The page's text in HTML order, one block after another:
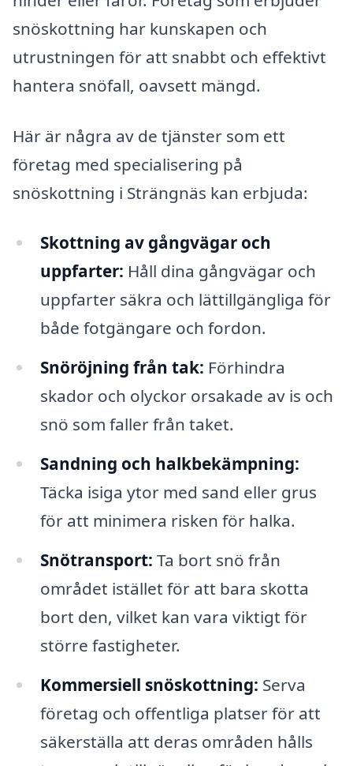
snöskottning har kunskapen och
utrustningen för att snabbt och effektivt
hantera snöfall, oavsett mängd.
Här är några av de tjänster som ett
företag med specialisering på
snöskottning i Strängnäs kan erbjuda:
Skottning av gångvägar och
uppfarter: Håll dina gångvägar och
uppfarter säkra och lättillgängliga för
både fotgängare och fordon.
Snöröjning från tak: Förhindra
skador och olyckor orsakade av is och
snö som faller från taket.
Sandning och halkbekämpning:
Täcka isiga ytor med sand eller grus
för att minimera risken för halka.
Snötransport: Ta bort snö från
området istället för att bara skotta
bort den, vilket kan vara viktigt för
större fastigheter.
Kommersiell snöskottning: Serva
företag och offentliga platser för att
säkerställa att deras områden hålls